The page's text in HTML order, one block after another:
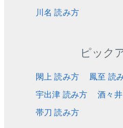
川名 読み方
ピック
閖上 読み方 鳳至 読
宇出津 読み方
酒々
帯刀 読み方